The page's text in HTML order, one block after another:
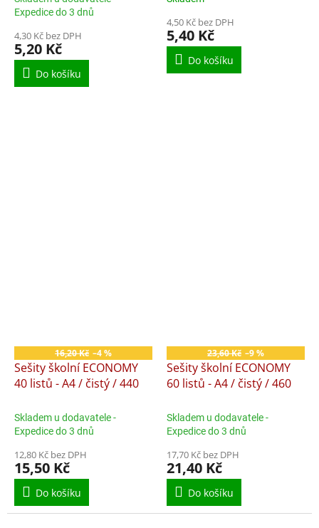
Expedice do 3 dnů
4,30 Kč bez DPH
5,20 Kč
Do košíku
4,50 Kč bez DPH
5,40 Kč
Do košíku
16,20 Kč –4 %
Sešity školní ECONOMY
40 listů - A4 / čistý / 440
Skladem u dodavatele -
Expedice do 3 dnů
12,80 Kč bez DPH
15,50 Kč
Do košíku
23,60 Kč –9 %
Sešity školní ECONOMY
60 listů - A4 / čistý / 460
Skladem u dodavatele -
Expedice do 3 dnů
17,70 Kč bez DPH
21,40 Kč
Do košíku